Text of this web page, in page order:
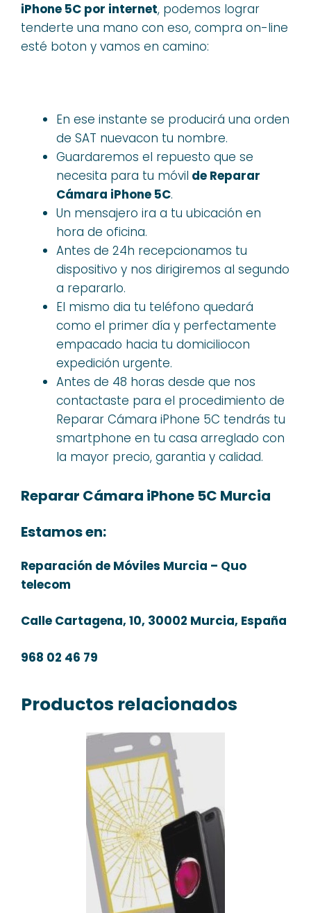
iPhone 5C por internet, podemos lograr
tenderte una mano con eso, compra on-line
esté boton y vamos en camino:
En ese instante se producirá una orden
de SAT nuevacon tu nombre.
Guardaremos el repuesto que se
necesita para tu móvil de Reparar
Cámara iPhone 5C.
Un mensajero ira a tu ubicación en
hora de oficina.
Antes de 24h recepcionamos tu
dispositivo y nos dirigiremos al segundo
a repararlo.
El mismo dia tu teléfono quedará
como el primer día y perfectamente
empacado hacia tu domiciliocon
expedición urgente.
Antes de 48 horas desde que nos
contactaste para el procedimiento de
Reparar Cámara iPhone 5C tendrás tu
smartphone en tu casa arreglado con
la mayor precio, garantia y calidad.
Reparar Cámara iPhone 5C Murcia
Estamos en:
Reparación de Móviles Murcia – Quo
telecom
Calle Cartagena, 10, 30002 Murcia, España
968 02 46 79
Productos relacionados